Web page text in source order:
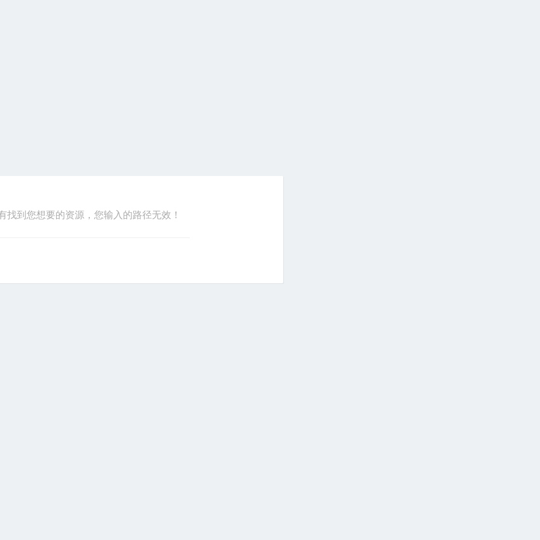
找到您想要的资源，您输入的路径无效！